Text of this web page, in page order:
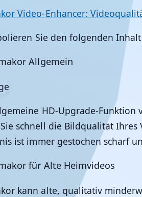
Video-Enhancer:
Sie den folgenden
Allgemein
HD-Upgrade-Funktion
schnell die Bildqualität Ihres
ist immer gestochen scharf
für Alte Heimvideos
kann alte, qualitativ